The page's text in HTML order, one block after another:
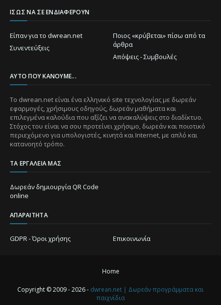
ΊΣΩΣ ΝΑ ΣΕ ΕΝΔΙΑΦΈΡΟΥΝ
Είπαν για το dwrean.net
Ποιος «κρύβεται» πίσω από τα
άρθρα
Συνεντεύξεις
Απόψεις - Συμβουλές
ΑΥΤΌ ΠΟΥ ΚΆΝΟΥΜΕ...
Το dwrean.net είναι ένα ελληνικό site τεχνολογίας με δωρεάν
εφαρμογές, χρήσιμους οδηγούς, δωρεάν μαθήματα και
επιλεγμένα καλούδια που αξίζει να ανακαλύψεις στο διαδίκτυο.
Στόχος του είναι να σου προτείνει χρήσιμο, δωρεάν και ποιοτικό
περιεχόμενο για υπολογιστές, κινητά και Internet, με απλό και
κατανοητό τρόπο.
ΤΑ ΕΡΓΑΛΕΊΑ ΜΑΣ
Δωρεάν δημιουργία QR Code
online
ΑΠΑΡΑΊΤΗΤΑ
GDPR - Όροι χρήσης Επικοινωνία
Home
Copyright © 2009 - 2026 - dwrean.net | Δωρεάν προγράμματα και
παιχνίδια